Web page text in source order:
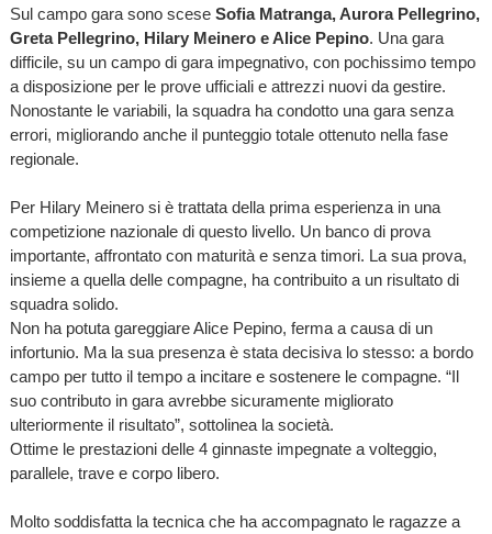
Sul campo gara sono scese Sofia Matranga, Aurora Pellegrino,
Greta Pellegrino, Hilary Meinero e Alice Pepino. Una gara
difficile, su un campo di gara impegnativo, con pochissimo tempo
a disposizione per le prove ufficiali e attrezzi nuovi da gestire.
Nonostante le variabili, la squadra ha condotto una gara senza
errori, migliorando anche il punteggio totale ottenuto nella fase
regionale.
Per Hilary Meinero si è trattata della prima esperienza in una
competizione nazionale di questo livello. Un banco di prova
importante, affrontato con maturità e senza timori. La sua prova,
insieme a quella delle compagne, ha contribuito a un risultato di
squadra solido.
Non ha potuta gareggiare Alice Pepino, ferma a causa di un
infortunio. Ma la sua presenza è stata decisiva lo stesso: a bordo
campo per tutto il tempo a incitare e sostenere le compagne. “Il
suo contributo in gara avrebbe sicuramente migliorato
ulteriormente il risultato”, sottolinea la società.
Ottime le prestazioni delle 4 ginnaste impegnate a volteggio,
parallele, trave e corpo libero.
Molto soddisfatta la tecnica che ha accompagnato le ragazze a